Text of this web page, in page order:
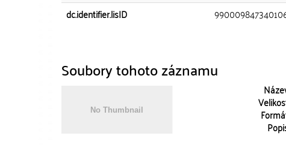
dc.identifier.lisID
Soubory tohoto záznamu